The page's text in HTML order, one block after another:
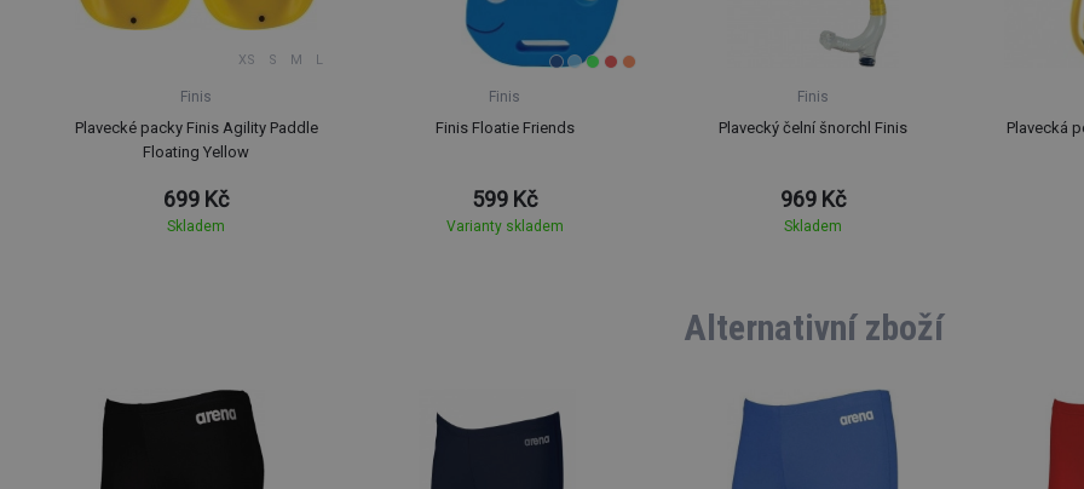
XS S M L
Finis
Plavecké packy Finis Agility Paddle
Floating Yellow
699 Kč
Skladem
Finis
Finis Floatie Friends
599 Kč
Varianty skladem
Finis
Plavecký čelní šnorchl Finis
969 Kč
Skladem
Plavecká
Alternativní zboží